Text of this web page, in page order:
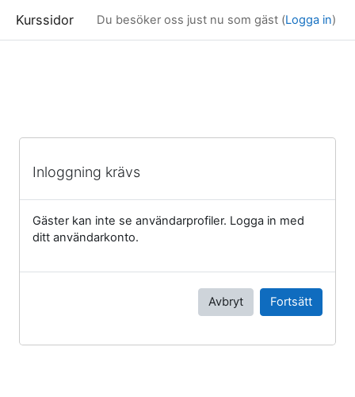
Kurssidor Du besöker oss just nu som gäst (Logga in)
Inloggning krävs
Gäster kan inte se användarprofiler. Logga in med
ditt användarkonto.
Avbryt Fortsätt